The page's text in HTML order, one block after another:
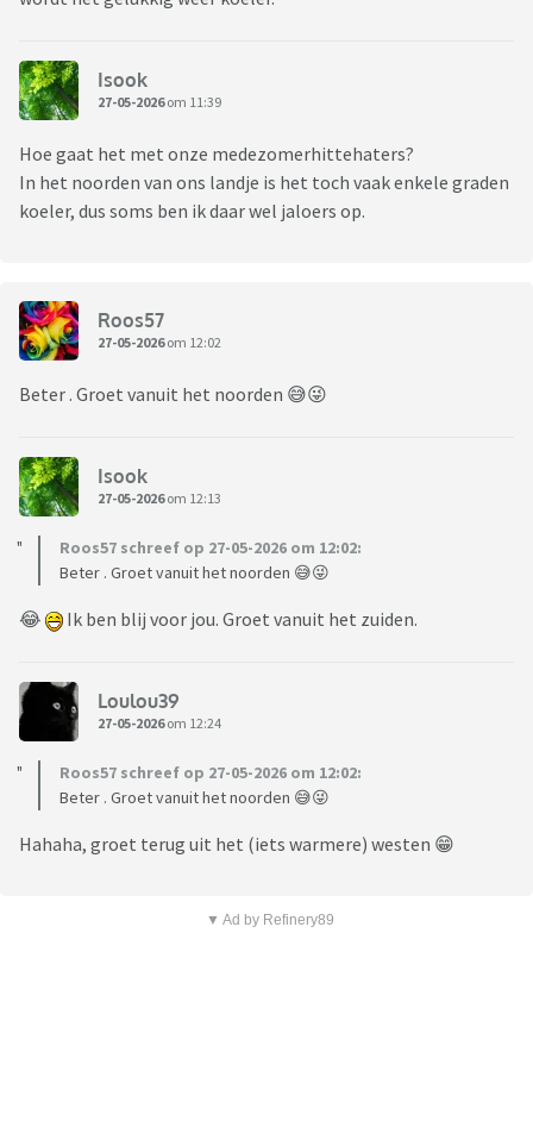
Isook
27-05-2026om 11:39
Hoe gaat het met onze medezomerhittehaters?
In het noorden van ons landje is het toch vaak enkele graden
koeler, dus soms ben ik daar wel jaloers op.
Roos57
27-05-2026om 12:02
Beter . Groet vanuit het noorden 😅😜
Isook
27-05-2026om 12:13
Roos57 schreef op 27-05-2026 om 12:02:
Beter . Groet vanuit het noorden 😅😜
😂 Ik ben blij voor jou. Groet vanuit het zuiden.
Loulou39
27-05-2026om 12:24
Roos57 schreef op 27-05-2026 om 12:02:
Beter . Groet vanuit het noorden 😅😜
Hahaha, groet terug uit het (iets warmere) westen 😁
▼ Ad by Refinery89